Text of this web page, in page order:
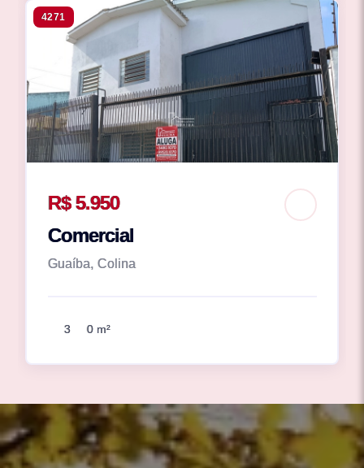
4271
R$ 5.950
Comercial
Guaíba, Colina
3 0 m²